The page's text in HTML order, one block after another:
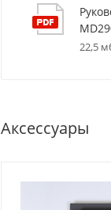
22,5
Аксессуары